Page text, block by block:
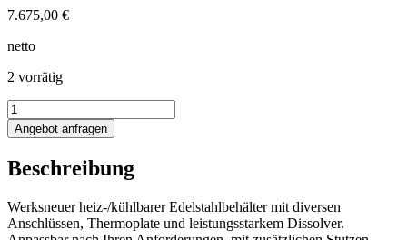
7.675,00 €
netto
2 vorrätig
1533L
heiz-/kühlbarer
Edelstahlbehälter
Thermoplate
Dissolver
Menge
Angebot anfragen
Beschreibung
Werksneuer heiz-/kühlbarer Edelstahlbehälter mit diversen
Anschlüssen, Thermoplate und leistungsstarkem Dissolver.